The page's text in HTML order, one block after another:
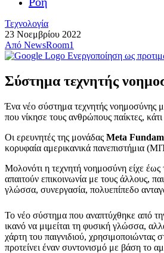
Τεχνολογία
23 Νοεμβρίου 2022
Από NewsRoom1
Ενεργοποίηση ως
Σύστημα τεχνητής
Ένα νέο σύστημα τεχνητής νοημοσύνης
που νίκησε τους ανθρώπους παίκτες,
Οι ερευνητές της μονάδας Meta
κορυφαία αμερικανικά πανεπιστήμια
Μολονότι η τεχνητή νοημοσύνη είχε έως
απαιτούν επικοινωνία με τους άλλους,
γλώσσα, συνεργασία, πολυεπίπεδο
Το νέο σύστημα που αναπτύχθηκε από
ικανό να μιμείται τη φυσική γλώσσα,
χάρτη του παιγνιδιού, χρησιμοποιώντας
προτείνει έναν συντονισμό με βάση το